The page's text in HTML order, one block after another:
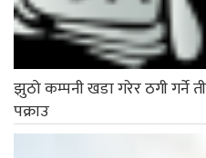
झुठो कम्पनी खडा गरेर ठगी गर्ने
पक्राउ